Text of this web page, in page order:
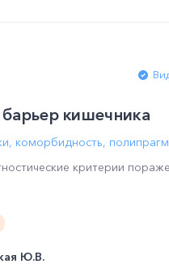
кишечника
коморбидность,
критерии
Ю.В.